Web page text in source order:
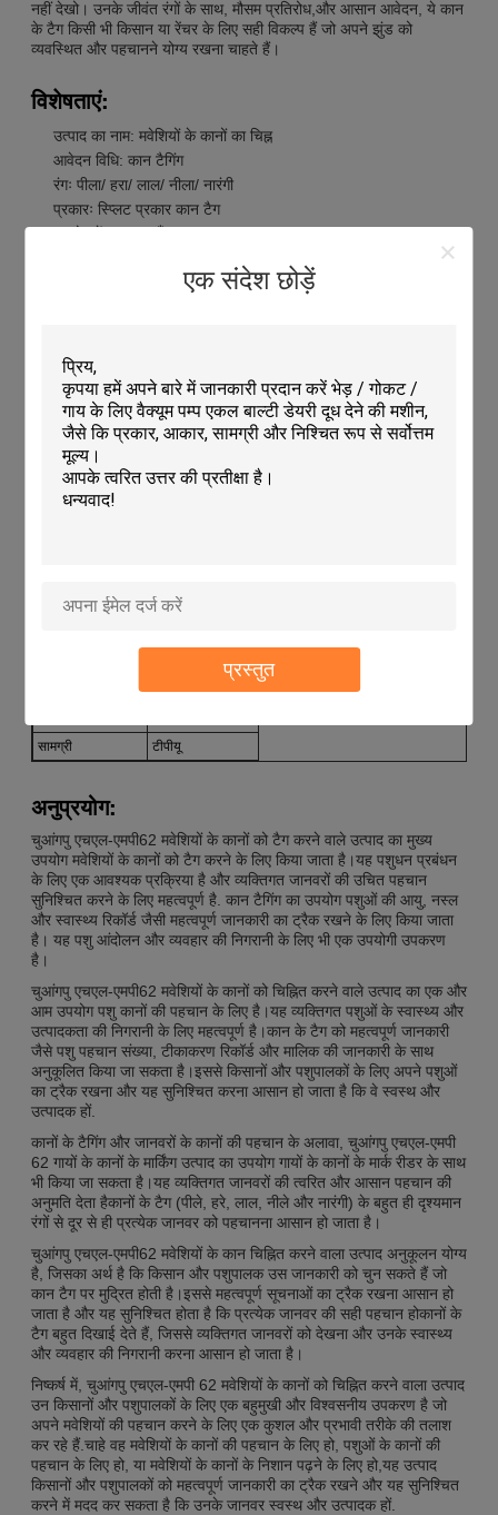
एक संदेश छोड़ें
प्रस्तुत
नहीं देखो। उनके जीवंत रंगों के साथ, मौसम प्रतिरोध,और आसान आवेदन, ये कान
के टैग किसी भी किसान या रेंचर के लिए सही विकल्प हैं जो अपने झुंड को
व्यवस्थित और पहचानने योग्य रखना चाहते हैं।
विशेषताएं:
उत्पाद का नाम: मवेशियों के कानों का चिह्न
आवेदन विधि: कान टैगिंग
रंगः पीला/ हरा/ लाल/ नीला/ नारंगी
प्रकारः स्प्लिट प्रकार कान टैग
इस उत्पाद को पहचानने योग्य कान के निशान बनाने के लिए मवेशियों के कानों को
के निशान लंबे समय तक बरकरार रहें।
तकनीकी मापदंडः
उत्पाद विशेषता
स्थायित्व
दृश्यमान
बहुत स्पष्ट
स्प्लिट टाइप ईयर टैग
सामग्री
टीपीयू
अनुप्रयोग:
चुआंगपु एचएल-एमपी62 मवेशियों के कानों को टैग करने वाले उत्पाद का मुख्य
उपयोग मवेशियों के कानों को टैग करने के लिए किया जाता है।यह पशुधन प्रबंधन
के लिए एक आवश्यक प्रक्रिया है और व्यक्तिगत जानवरों की उचित पहचान
सुनिश्चित करने के लिए महत्वपूर्ण है. कान टैगिंग का उपयोग पशुओं की आयु, नस्ल
और स्वास्थ्य रिकॉर्ड जैसी महत्वपूर्ण जानकारी का ट्रैक रखने के लिए किया जाता
है। यह पशु आंदोलन और व्यवहार की निगरानी के लिए भी एक उपयोगी उपकरण
है।
चुआंगपु एचएल-एमपी62 मवेशियों के कानों को चिह्नित करने वाले उत्पाद का एक और
आम उपयोग पशु कानों की पहचान के लिए है।यह व्यक्तिगत पशुओं के स्वास्थ्य और
उत्पादकता की निगरानी के लिए महत्वपूर्ण है।कान के टैग को महत्वपूर्ण जानकारी
जैसे पशु पहचान संख्या, टीकाकरण रिकॉर्ड और मालिक की जानकारी के साथ
अनुकूलित किया जा सकता है।इससे किसानों और पशुपालकों के लिए अपने पशुओं
का ट्रैक रखना और यह सुनिश्चित करना आसान हो जाता है कि वे स्वस्थ और
उत्पादक हों.
कानों के टैगिंग और जानवरों के कानों की पहचान के अलावा, चुआंगपु एचएल-एमपी
62 गायों के कानों के मार्किंग उत्पाद का उपयोग गायों के कानों के मार्क रीडर के साथ
भी किया जा सकता है।यह व्यक्तिगत जानवरों की त्वरित और आसान पहचान की
अनुमति देता हैकानों के टैग (पीले, हरे, लाल, नीले और नारंगी) के बहुत ही दृश्यमान
रंगों से दूर से ही प्रत्येक जानवर को पहचानना आसान हो जाता है।
चुआंगपु एचएल-एमपी62 मवेशियों के कान चिह्नित करने वाला उत्पाद अनुकूलन योग्य
है, जिसका अर्थ है कि किसान और पशुपालक उस जानकारी को चुन सकते हैं जो
कान टैग पर मुद्रित होती है।इससे महत्वपूर्ण सूचनाओं का ट्रैक रखना आसान हो
जाता है और यह सुनिश्चित होता है कि प्रत्येक जानवर की सही पहचान होकानों के
टैग बहुत दिखाई देते हैं, जिससे व्यक्तिगत जानवरों को देखना और उनके स्वास्थ्य
और व्यवहार की निगरानी करना आसान हो जाता है।
निष्कर्ष में, चुआंगपु एचएल-एमपी 62 मवेशियों के कानों को चिह्नित करने वाला उत्पाद
उन किसानों और पशुपालकों के लिए एक बहुमुखी और विश्वसनीय उपकरण है जो
अपने मवेशियों की पहचान करने के लिए एक कुशल और प्रभावी तरीके की तलाश
कर रहे हैं.चाहे वह मवेशियों के कानों की पहचान के लिए हो, पशुओं के कानों की
पहचान के लिए हो, या मवेशियों के कानों के निशान पढ़ने के लिए हो,यह उत्पाद
किसानों और पशुपालकों को महत्वपूर्ण जानकारी का ट्रैक रखने और यह सुनिश्चित
करने में मदद कर सकता है कि उनके जानवर स्वस्थ और उत्पादक हों.